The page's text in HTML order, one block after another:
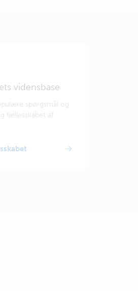
vidensbase
spørgsmål og
fællesskabet af